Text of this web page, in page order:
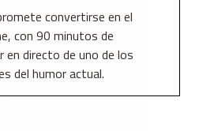
convertirse en el
con 90 minutos de
directo de uno de los
del humor actual.